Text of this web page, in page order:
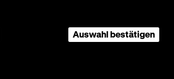
Auswahl bestätigen